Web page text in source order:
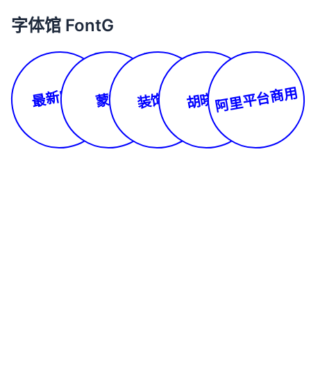
字体馆 FontG
最新字体 蒙文 装饰体 胡晓波阿里平台商用